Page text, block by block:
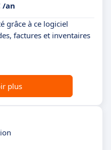
/an
grâce à ce logiciel
factures et inventaires
plus